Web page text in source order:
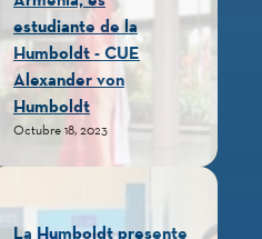
estudiante de la
Humboldt - CUE
Alexander von
Humboldt
Octubre 18, 2023
La Humboldt presente